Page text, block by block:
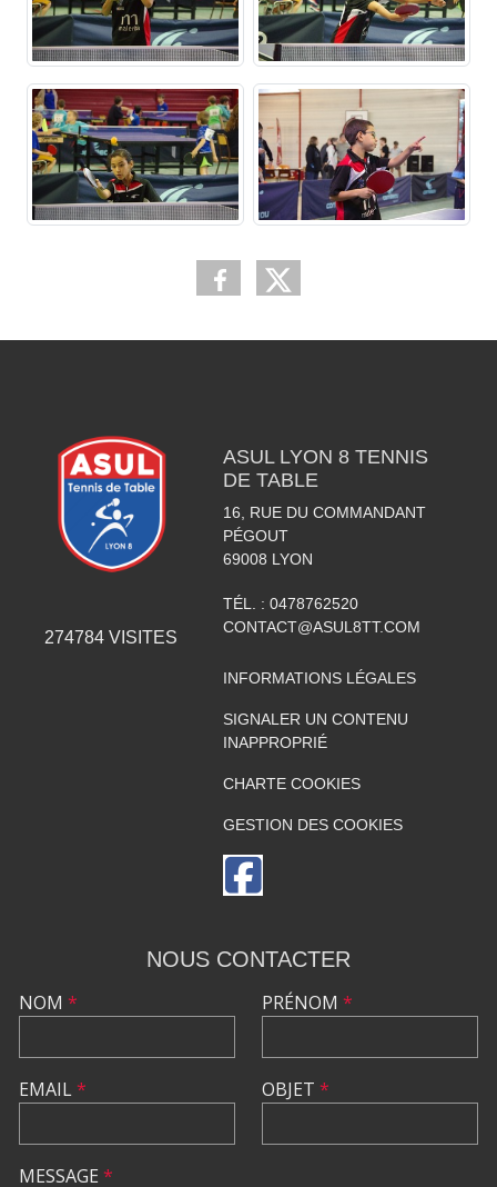
274784 VISITES
ASUL LYON 8 TENNIS
DE TABLE
16, RUE DU COMMANDANT
PÉGOUT
69008 LYON
TÉL. : 0478762520
CONTACT@ASUL8TT.COM
INFORMATIONS LÉGALES
SIGNALER UN CONTENU
INAPPROPRIÉ
CHARTE COOKIES
GESTION DES COOKIES
NOUS CONTACTER
NOM *
EMAIL*
PRÉNOM *
OBJET *
MESSAGE *